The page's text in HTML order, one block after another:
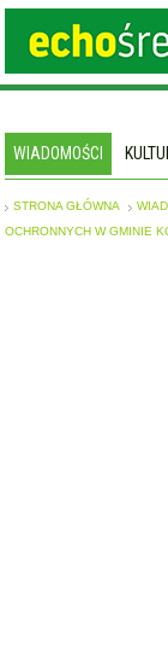
WIADOMOŚCI
STRONA GŁÓWNA
OCHRONNYCH W GMINIE